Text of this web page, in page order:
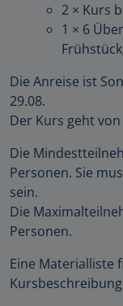
2 × Kurs
1 × 6
Die Anreise ist
29.08.
Der Kurs geht
Die
Personen. Sie
sein.
Die
Personen.
Eine Materialliste